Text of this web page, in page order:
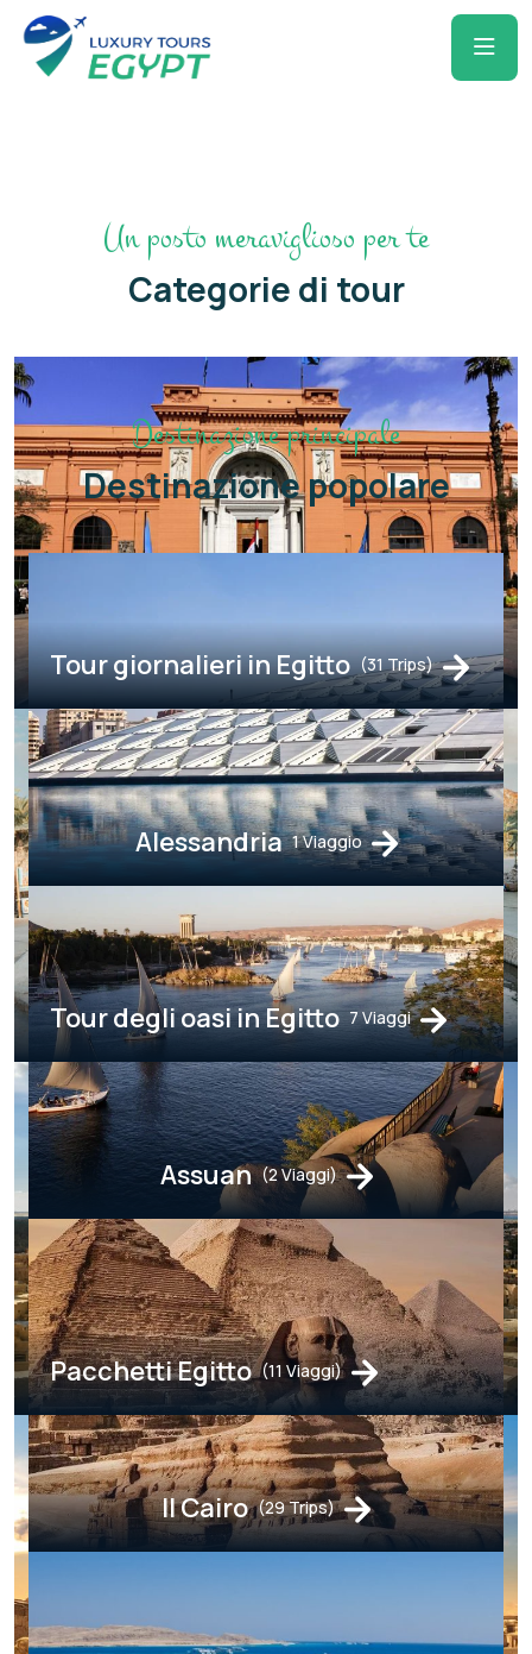
Un posto meraviglioso per te
Categorie di tour
Tour giornalieri in Egitto (31 Trips)
Tour degli oasi in Egitto 7 Viaggi
Pacchetti Egitto (11 Viaggi)
Destinazione principale
Destinazione popolare
Alessandria 1 Viaggio
Assuan (2 Viaggi)
Il Cairo (29 Trips)